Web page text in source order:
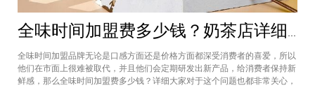
全味时间加盟费多少钱？奶茶店详细费用分析就在这！
全味时间加盟品牌无论是口感方面还是价格方面都深受消费者的喜爱，所以
他们在市面上很难被取代，并且他们会定期研发出新产品，给消费者保持新
鲜感，那么全味时间加盟费多少钱？详细大家对于这个问题也都非常关心，